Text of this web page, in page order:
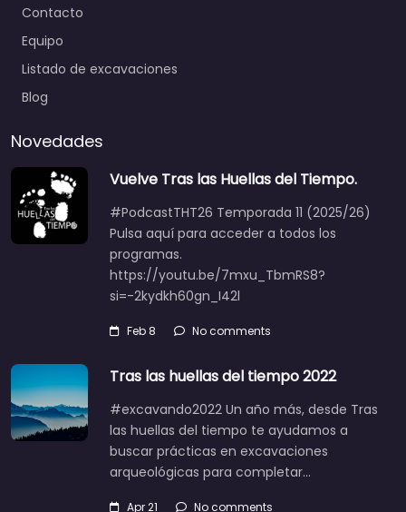
Contacto
Equipo
Listado de excavaciones
Blog
Novedades
Vuelve Tras las Huellas del Tiempo.
#PodcastTHT26 Temporada 11 (2025/26)
Pulsa aquí para acceder a todos los
programas.
https://youtu.be/7mxu_TbmRS8?
si=-2kydkh60gn_I42l
Feb 8 No comments
Tras las huellas del tiempo 2022
#excavando2022 Un año más, desde Tras
las huellas del tiempo te ayudamos a
buscar prácticas en excavaciones
arqueológicas para completar…
Apr 21 No comments